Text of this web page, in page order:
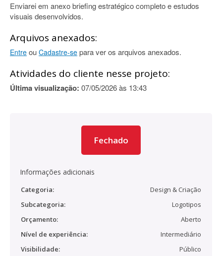
Enviarei em anexo briefing estratégico completo e estudos
visuais desenvolvidos.
Arquivos anexados:
Entre ou Cadastre-se para ver os arquivos anexados.
Atividades do cliente nesse projeto:
Última visualização: 07/05/2026 às 13:43
Fechado
Informações adicionais
Categoria:
Design & Criação
Subcategoria:
Logotipos
Orçamento:
Aberto
Nível de experiência:
Intermediário
Visibilidade:
Público